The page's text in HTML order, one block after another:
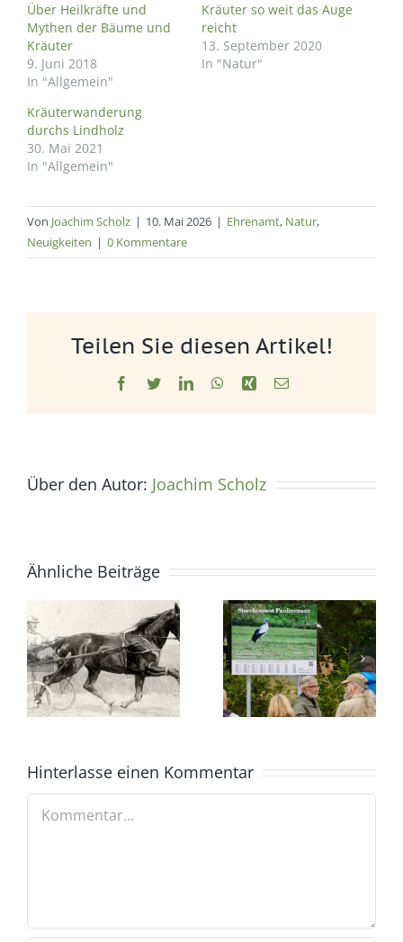
Über Heilkräfte und
Mythen der Bäume und
Kräuter
9. Juni 2018
In "Allgemein"
Kräuter so weit das Auge
reicht
13. September 2020
In "Natur"
Kräuterwanderung
durchs Lindholz
30. Mai 2021
In "Allgemein"
Von Joachim Scholz | 10. Mai 2026 | Ehrenamt, Natur,
Neuigkeiten | 0 Kommentare
Teilen Sie diesen Artikel!
Facebook
TwitterLinkedInWhatsApp
Xing E-
Über den Autor: Joachim Scholz
Ähnliche Beiträge
Hinterlasse einen Kommentar
Kommentar